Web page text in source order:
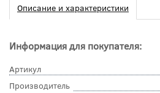
Описание и характеристики
Информация для покупателя:
Артикул
Производитель